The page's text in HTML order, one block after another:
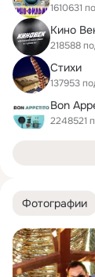
Фотографии
1610631
Кино
218588
Стихи
137953
Bon
2248521